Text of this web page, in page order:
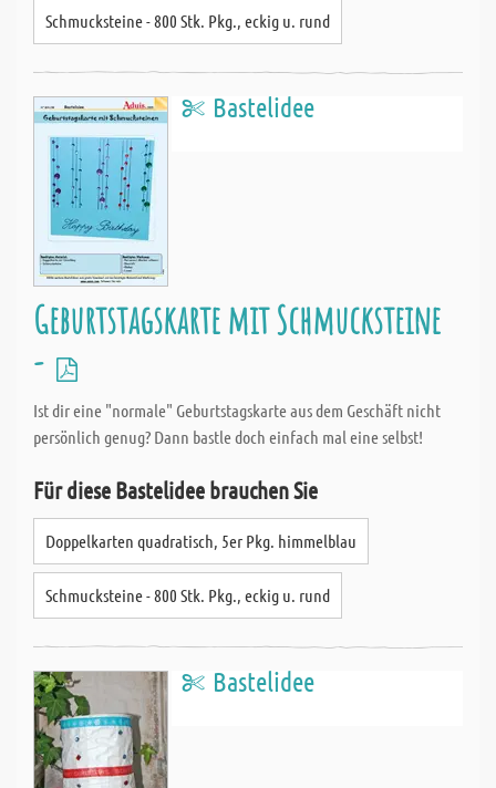
Schmucksteine - 800 Stk. Pkg., eckig u. rund
Bastelidee
Geburtstagskarte mit Schmucksteine
-
Ist dir eine "normale" Geburtstagskarte aus dem Geschäft nicht
persönlich genug? Dann bastle doch einfach mal eine selbst!
Für diese Bastelidee brauchen Sie
Doppelkarten quadratisch, 5er Pkg. himmelblau
Schmucksteine - 800 Stk. Pkg., eckig u. rund
Bastelidee